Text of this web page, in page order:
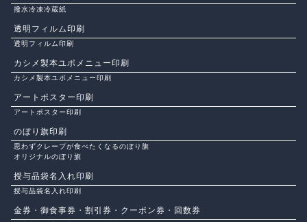
撥水冷凍冷蔵紙
透明フィルム印刷
透明フィルム印刷
カシメ製本ユポメニュー印刷
カシメ製本ユポメニュー印刷
アートポスター印刷
アートポスター印刷
のぼり旗印刷
思わずクレープが食べたくなるのぼり旗
オリジナルのぼり旗
授与品袋名入れ印刷
授与品袋名入れ印刷
金券・御食事券・割引券・クーポン券・回数券